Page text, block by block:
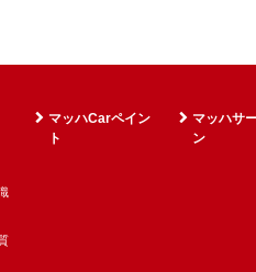
マッハCarペイン
ト
マッハサ
ン